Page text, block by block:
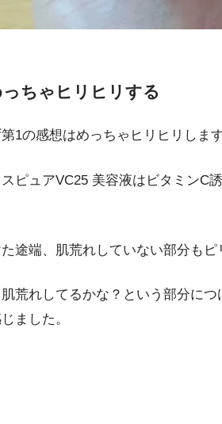
っちゃヒリヒリする
第1の感想はめっちゃヒリヒリします
ピュアVC25 美容液はビタミンC
途端、肌荒れしていない部分もピ
荒れしてるかな？という部分につ
ました。